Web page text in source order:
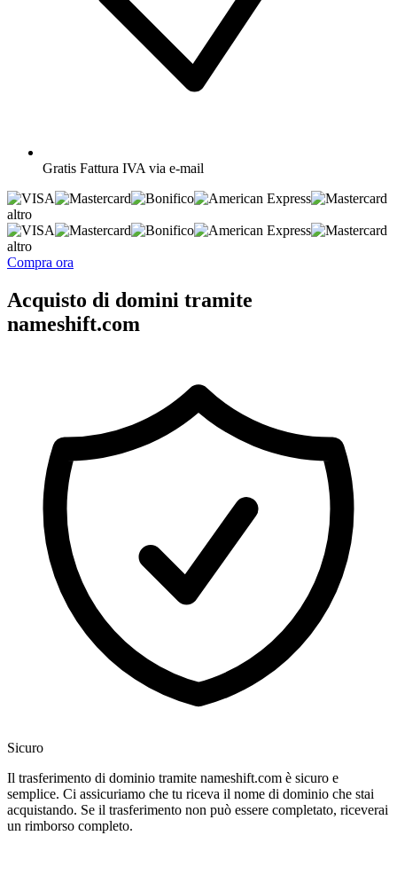
Gratis Fattura IVA via e-mail
altro
altro
Compra ora
Acquisto di domini tramite
nameshift.com
Sicuro
Il trasferimento di dominio tramite nameshift.com è sicuro e
semplice. Ci assicuriamo che tu riceva il nome di dominio che stai
acquistando. Se il trasferimento non può essere completato, riceverai
un rimborso completo.